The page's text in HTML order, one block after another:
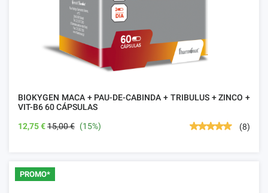
BIOKYGEN MACA + PAU-DE-CABINDA + TRIBULUS + ZINCO +
VIT-B6 60 CÁPSULAS
12,75 €15,00 € (15%) (8)
PROMO*